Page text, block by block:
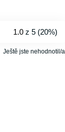
1.0 z 5 (20%)
Ještě jste nehodnotil/a